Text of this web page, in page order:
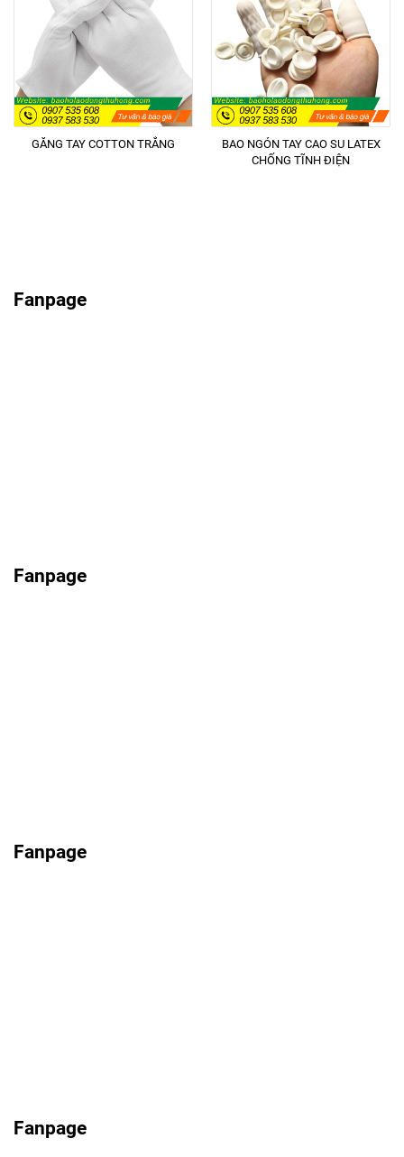
GĂNG TAY COTTON TRẮNG
BAO NGÓN TAY CAO SU LATEX
CHỐNG TĨNH ĐIỆN
Fanpage
Fanpage
Fanpage
Fanpage